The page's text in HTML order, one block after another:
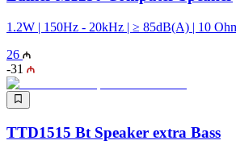
1.2W | 150Hz - 20kHz | ≥ 85dB(A) | 10
26
-31
TTD1515 Bt Speaker extra Bass